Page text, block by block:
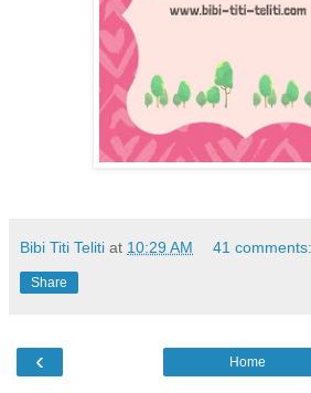
Bibi Titi Teliti at 10:29 AM 41 comments:
Share
‹ Home